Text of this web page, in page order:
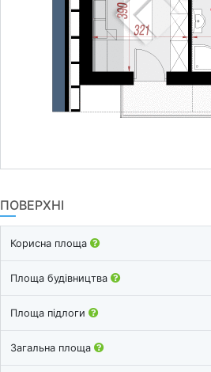
ПОВЕРХНІ
Корисна площа
Площа будівництва
Площа підлоги
Загальна площа